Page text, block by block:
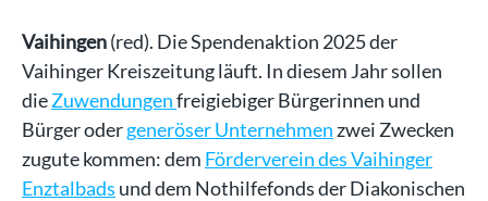
Vaihingen(red). Die Spendenaktion 2025 der
Vaihinger Kreiszeitung läuft. In diesem Jahr sollen
dieZuwendungenfreigiebiger Bürgerinnen und
Bürger odergeneröser Unternehmen zwei Zwecken
zugute kommen: dem Förderverein des Vaihinger
Enztalbads und dem Nothilfefonds der Diakonischen